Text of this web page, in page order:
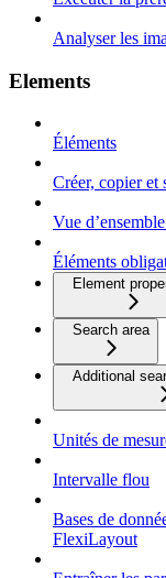
Analyser les
Elements
Éléments
Créer, copier et
Vue
Éléments
Element
Search area
Additional
Unités de
Intervalle flou
Bases de
FlexiLayout